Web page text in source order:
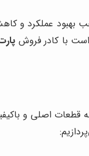
بهبود عملکرد و
با کادر فروش
قطعات اصلی و